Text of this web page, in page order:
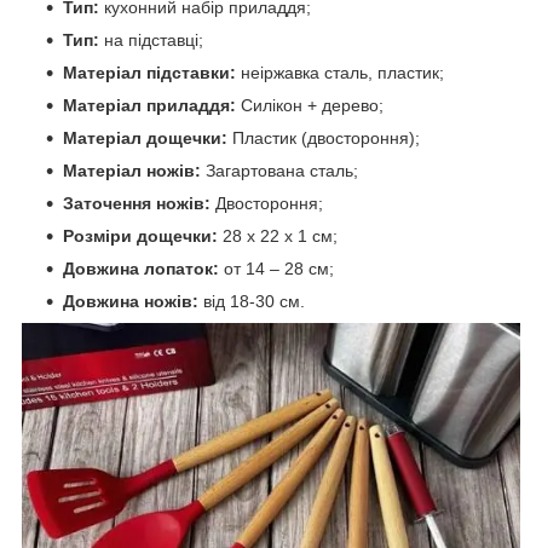
Тип: кухонний набір приладдя;
Тип: на підставці;
Матеріал підставки: неіржавка сталь, пластик;
Матеріал приладдя: Силікон + дерево;
Матеріал дощечки: Пластик (двостороння);
Матеріал ножів: Загартована сталь;
Заточення ножів: Двостороння;
Розміри дощечки: 28 х 22 х 1 см;
Довжина лопаток: от 14 – 28 см;
Довжина ножів: від 18-30 см.